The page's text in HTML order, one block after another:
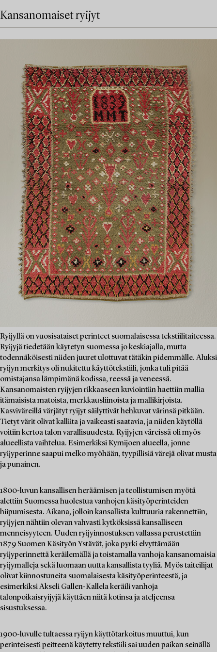
Kansanomaiset ryijyt
Ryijyllä on vuosisataiset perinteet suomalaisessa tekstiilitaiteessa.
Ryijyjä tiedetään käytetyn suomessa jo keskiajalla, mutta
todennäköisesti niiden juuret ulottuvat tätäkin pidemmälle. Aluksi
ryijyn merkitys oli nukitettu käyttötekstiili, jonka tuli pitää
omistajansa lämpimänä kodissa, reessä ja veneessä.
Kansanomaisten ryijyjen rikkaaseen kuviointiin haettiin mallia
itämaisista matoista, merkkausliinoista ja mallikirjoista.
Kasviväreillä värjätyt ryijyt säilyttivät hehkuvat värinsä pitkään.
Tietyt värit olivat kalliita ja vaikeasti saatavia, ja niiden käytöllä
voitiin kertoa talon varallisuudesta. Ryijyjen väreissä oli myös
alueellista vaihtelua. Esimerkiksi Kymijoen alueella, jonne
ryijyperinne saapui melko myöhään, tyypillisiä värejä olivat musta
ja punainen.
1800-luvun kansallisen heräämisen ja teollistumisen myötä
alettiin Suomessa huolestua vanhojen käsityöperinteiden
hiipumisesta. Aikana, jolloin kansallista kulttuuria rakennettiin,
ryijyjen nähtiin olevan vahvasti kytköksissä kansalliseen
menneisyyteen. Uuden ryijyinnostuksen vallassa perustettiin
1879 Suomen Käsityön Ystävät, joka pyrki elvyttämään
ryijyperinnettä keräilemällä ja toistamalla vanhoja kansanomaisia
ryijymalleja sekä luomaan uutta kansallista tyyliä. Myös taiteilijat
olivat kiinnostuneita suomalaisesta käsityöperinteestä, ja
esimerkiksi Akseli Gallen-Kallela keräili vanhoja
talonpoikaisryijyjä käyttäen niitä kotinsa ja ateljeensa
sisustuksessa.
1900-luvulle tultaessa ryijyn käyttötarkoitus muuttui, kun
perinteisesti peitteenä käytetty tekstiili sai uuden paikan seinällä